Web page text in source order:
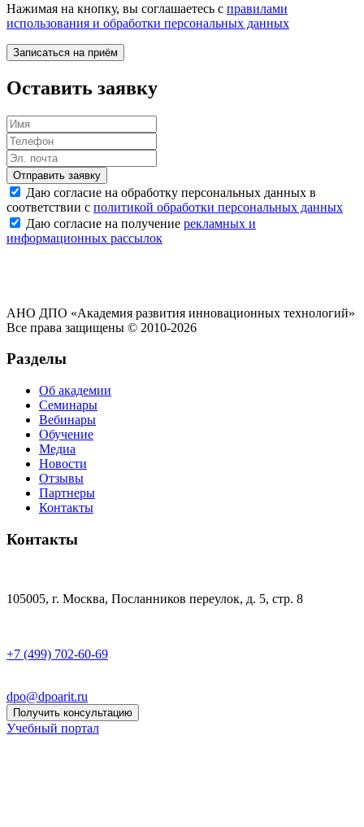
Нажимая на кнопку, вы соглашаетесь с правилами
использования и обработки персональных данных
Записаться на приём
Оставить заявку
Отправить заявку
Даю согласие на обработку персональных данных в
соответствии с политикой обработки персональных данных
Даю согласие на получение рекламных и
информационных рассылок
АНО ДПО «Академия развития инновационных технологий»
Все права защищены © 2010-2026
Разделы
Об академии
Семинары
Вебинары
Обучение
Медиа
Новости
Отзывы
Партнеры
Контакты
Контакты
105005, г. Москва, Посланников переулок, д. 5, стр. 8
+7 (499) 702-60-69
dpo@dpoarit.ru
Получить консультацию
Учебный портал